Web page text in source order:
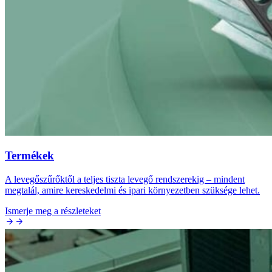
Termékek
A levegőszűrőktől a teljes tiszta levegő rendszerekig – mindent
megtalál, amire kereskedelmi és ipari környezetben szüksége lehet.
Ismerje meg a részleteket